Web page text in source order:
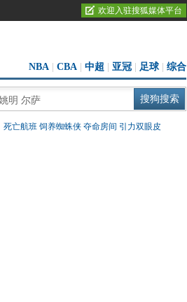
欢迎入驻搜狐媒体平台
NBA CBA 中超 亚冠 足球| 综合
死亡航班 饲养蜘蛛侠 夺命房间 引力双眼皮